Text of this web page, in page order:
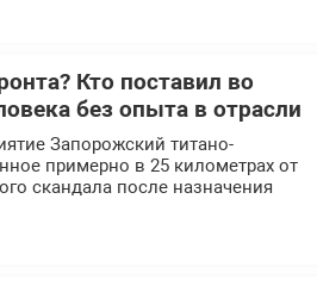
Кто поставил во
без опыта в отрасли
Запорожский титано-
примерно в 25 километрах от
скандала после назначения